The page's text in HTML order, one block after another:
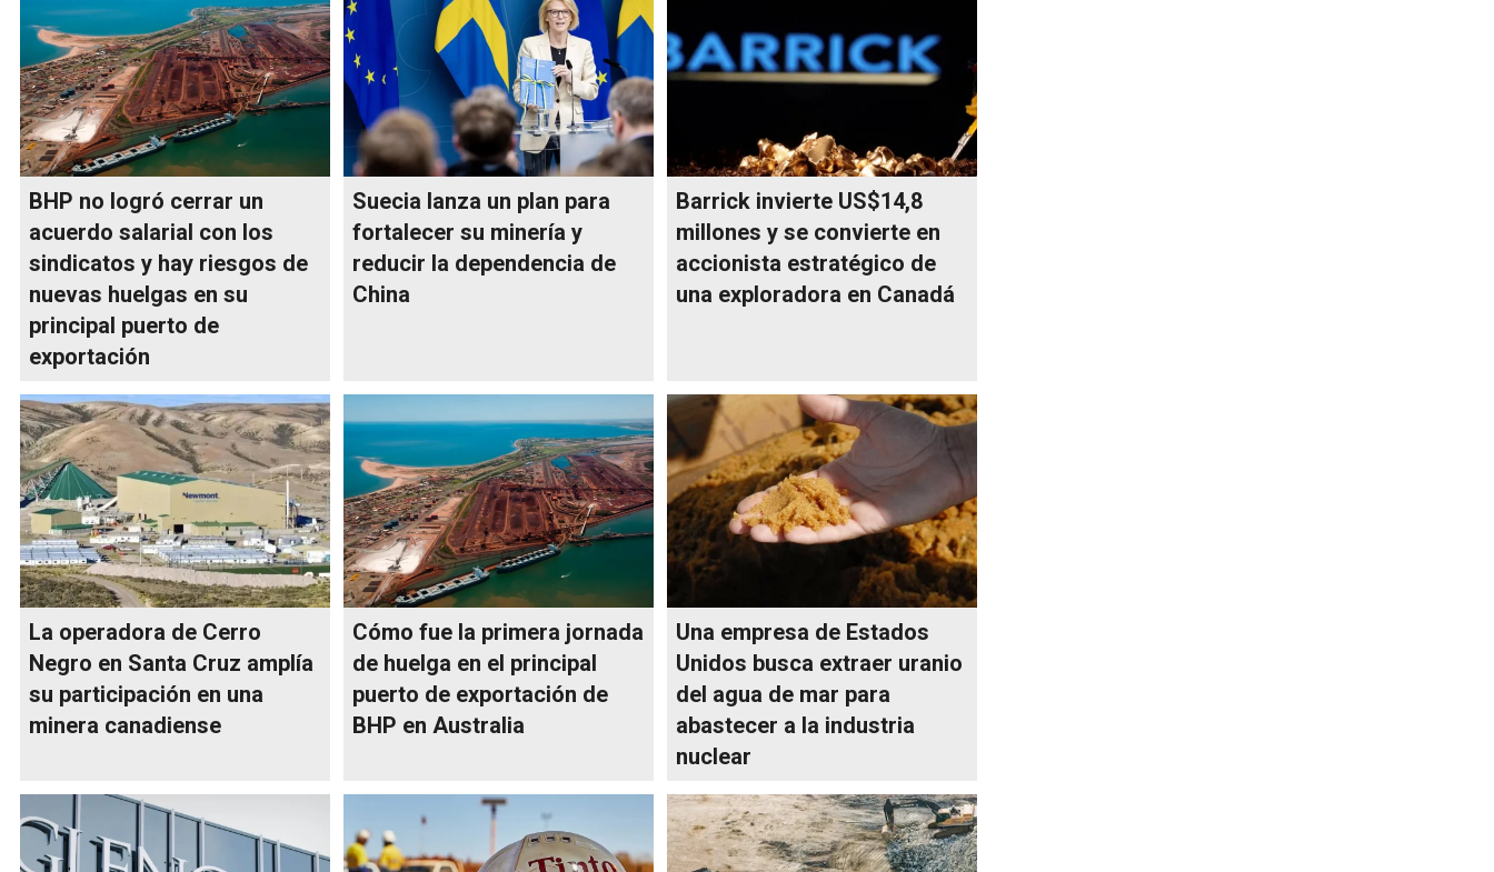
BHP no logró cerrar un
acuerdo salarial con los
sindicatos y hay riesgos de
nuevas huelgas en su
principal puerto de
exportación
Suecia lanza un plan para
fortalecer su minería y
reducir la dependencia de
China
Barrick invierte US$14,8
millones y se convierte en
accionista estratégico de
una exploradora en Canadá
La operadora de Cerro
Negro en Santa Cruz amplía
su participación en una
minera canadiense
Cómo fue la primera jornada
de huelga en el principal
puerto de exportación de
BHP en Australia
Una empresa de Estados
Unidos busca extraer uranio
del agua de mar para
abastecer a la industria
nuclear